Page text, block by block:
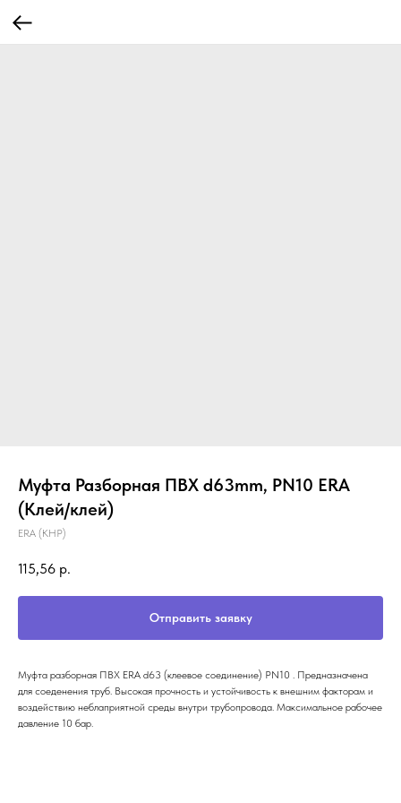
Муфта Разборная ПВХ d63mm, PN10 ERA
(Клей/клей)
ERA (КНР)
115,56 р.
Отправить заявку
Муфта разборная ПВХ ERA d63 (клеевое соединение) PN10 . Предназначена
для соеденения труб. Высокая прочность и устойчивость к внешним факторам и
воздействию неблаприятной среды внутри трубопровода. Максимальное рабочее
давление 10 бар.